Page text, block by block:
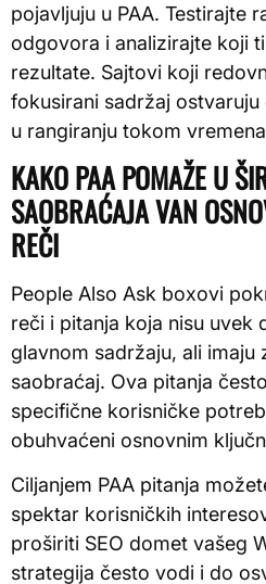
pojavljuju u PAA. Testirajte
odgovora i analizirajte koji
rezultate. Sajtovi koji
fokusirani sadržaj
u rangiranju tokom
KAKO PAA POMAŽE U
SAOBRAĆAJA VAN
REČI
People Also Ask boxovi
reči i pitanja koja nisu uvek
glavnom sadržaju, ali imaju
saobraćaj. Ova pitanja
specifične korisničke
obuhvaćeni osnovnim
Ciljanjem PAA pitanja
spektar korisničkih
proširiti SEO domet vašeg
strategija često vodi i do